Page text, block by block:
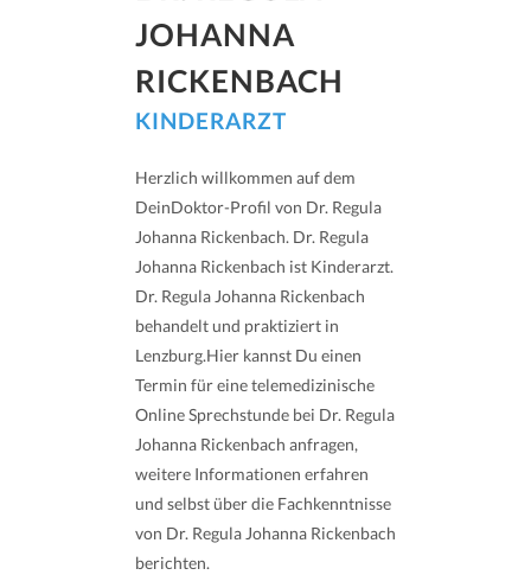
JOHANNA
RICKENBACH
KINDERARZT
Herzlich willkommen auf dem
DeinDoktor-Profil von Dr. Regula
Johanna Rickenbach. Dr. Regula
Johanna Rickenbach ist Kinderarzt.
Dr. Regula Johanna Rickenbach
behandelt und praktiziert in
Lenzburg.Hier kannst Du einen
Termin für eine telemedizinische
Online Sprechstunde bei Dr. Regula
Johanna Rickenbach anfragen,
weitere Informationen erfahren
und selbst über die Fachkenntnisse
von Dr. Regula Johanna Rickenbach
berichten.